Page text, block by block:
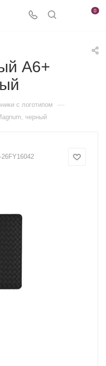
0
А6+
c логотипом —
черный
26FY16042